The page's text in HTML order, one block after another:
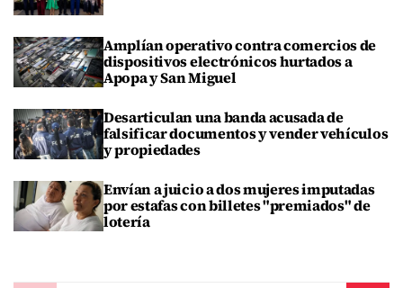
Amplían operativo contra comercios de
dispositivos electrónicos hurtados a
Apopa y San Miguel
Desarticulan una banda acusada de
falsificar documentos y vender vehículos
y propiedades
Envían a juicio a dos mujeres imputadas
por estafas con billetes "premiados" de
lotería